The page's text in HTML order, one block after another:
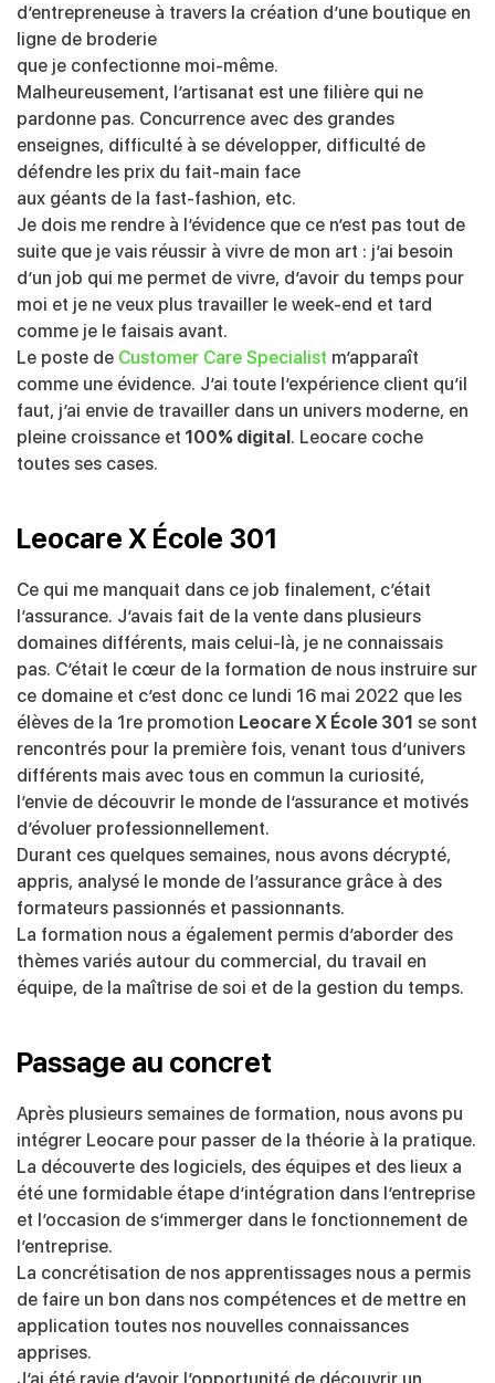
d’entrepreneuse à travers la création d’une boutique en
ligne de broderie
que je confectionne moi-même.
Malheureusement, l’artisanat est une filière qui ne
pardonne pas. Concurrence avec des grandes
enseignes, difficulté à se développer, difficulté de
défendre les prix du fait-main face
aux géants de la fast-fashion, etc.
Je dois me rendre à l’évidence que ce n’est pas tout de
suite que je vais réussir à vivre de mon art : j’ai besoin
d’un job qui me permet de vivre, d’avoir du temps pour
moi et je ne veux plus travailler le week-end et tard
comme je le faisais avant.
Le poste de Customer Care Specialist m’apparaît
comme une évidence. J’ai toute l’expérience client qu’il
faut, j’ai envie de travailler dans un univers moderne, en
pleine croissance et 100% digital. Leocare coche
toutes ses cases.
Leocare X École 301
Ce qui me manquait dans ce job finalement, c’était
l’assurance. J’avais fait de la vente dans plusieurs
domaines différents, mais celui-là, je ne connaissais
pas. C’était le cœur de la formation de nous instruire sur
ce domaine et c’est donc ce lundi 16 mai 2022 que les
élèves de la 1re promotion Leocare X École 301 se sont
rencontrés pour la première fois, venant tous d’univers
différents mais avec tous en commun la curiosité,
l’envie de découvrir le monde de l’assurance et motivés
d’évoluer professionnellement.
Durant ces quelques semaines, nous avons décrypté,
appris, analysé le monde de l’assurance grâce à des
formateurs passionnés et passionnants.
La formation nous a également permis d’aborder des
thèmes variés autour du commercial, du travail en
équipe, de la maîtrise de soi et de la gestion du temps.
Passage au concret
Après plusieurs semaines de formation, nous avons pu
intégrer Leocare pour passer de la théorie à la pratique.
La découverte des logiciels, des équipes et des lieux a
été une formidable étape d’intégration dans l’entreprise
et l’occasion de s’immerger dans le fonctionnement de
l’entreprise.
La concrétisation de nos apprentissages nous a permis
de faire un bon dans nos compétences et de mettre en
application toutes nos nouvelles connaissances
apprises.